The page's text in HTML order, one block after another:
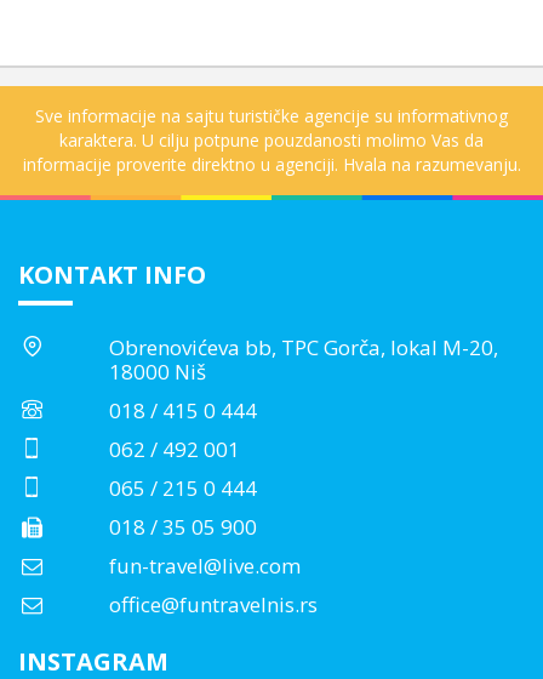
Sve informacije na sajtu turističke agencije su informativnog
karaktera. U cilju potpune pouzdanosti molimo Vas da
informacije proverite direktno u agenciji. Hvala na razumevanju.
KONTAKT INFO
Obrenovićeva bb, TPC Gorča, lokal M-20,
18000 Niš
018 / 415 0 444
062 / 492 001
065 / 215 0 444
018 / 35 05 900
fun-travel@live.com
office@funtravelnis.rs
INSTAGRAM